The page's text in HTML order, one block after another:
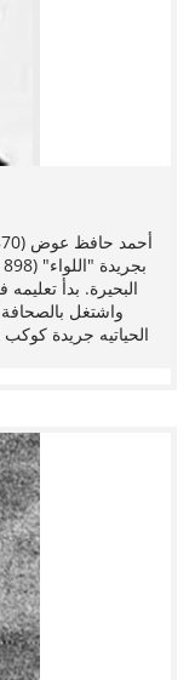
البحيرة. بدأ
الحياتيه جريدة كوكب